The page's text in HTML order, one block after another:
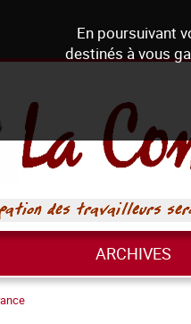
En poursuivant
destinés à vous
ARCHIVES